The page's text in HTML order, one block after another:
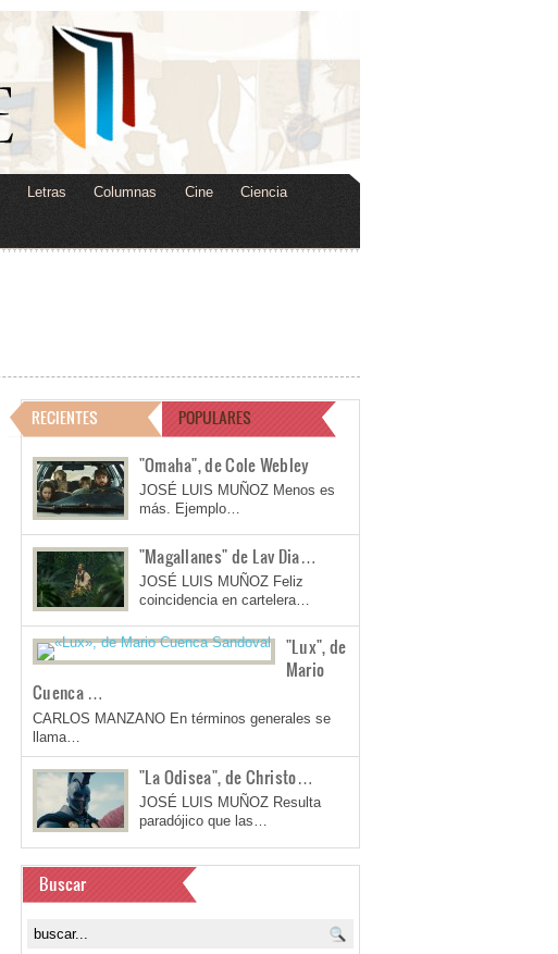
Letras Columnas Cine Ciencia
RECIENTES POPULARES
"Omaha", de Cole Webley
JOSÉ LUIS MUÑOZ Menos es
más. Ejemplo…
"Magallanes" de Lav Dia…
JOSÉ LUIS MUÑOZ Feliz
coincidencia en cartelera…
"Lux", de
Mario
Cuenca …
CARLOS MANZANO En términos generales se
llama…
"La Odisea", de Christo…
JOSÉ LUIS MUÑOZ Resulta
paradójico que las…
Buscar